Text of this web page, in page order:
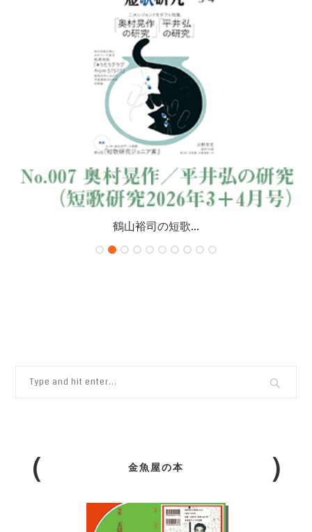
鶴山裕司の短歌...
金魚屋の本